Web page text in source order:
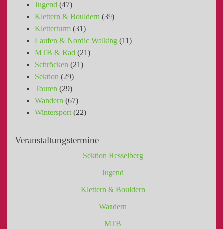
Jugend (47)
Klettern & Bouldern (39)
Kletterturm (31)
Laufen & Nordic Walking (11)
MTB & Rad (21)
Schröcken (21)
Sektion (29)
Touren (29)
Wandern (67)
Wintersport (22)
Veranstaltungstermine
Sektion Hesselberg
Jugend
Klettern & Bouldern
Wandern
MTB